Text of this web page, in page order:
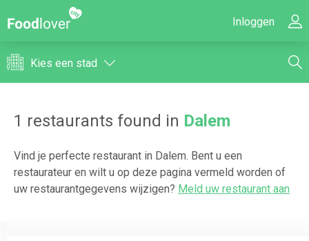
Inloggen
Kies een stad
1 restaurants found in Dalem
Vind je perfecte restaurant in Dalem. Bent u een
restaurateur en wilt u op deze pagina vermeld worden of
uw restaurantgegevens wijzigen? Meld uw restaurant aan